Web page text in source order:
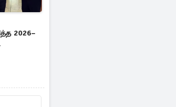
2026–